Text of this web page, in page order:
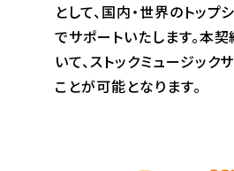
として、国内・世界のトッ
でサポートいたします。本
いて、ストックミュージッ
ことが可能となります。